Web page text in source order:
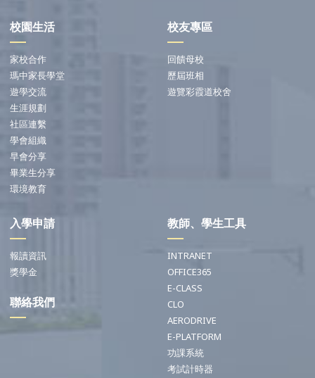
校園生活
家校合作
瑪中家長學堂
遊學交流
生涯規劃
社區連繫
學會組織
早會分享
畢業生分享
環境教育
校友專區
回饋母校
歷屆班相
遊覽彩霞道校舍
入學申請
報讀資訊
獎學金
聯絡我們
教師、學生工具
INTRANET
OFFICE365
E-CLASS
CLO
AERODRIVE
E-PLATFORM
功課系統
考試計時器